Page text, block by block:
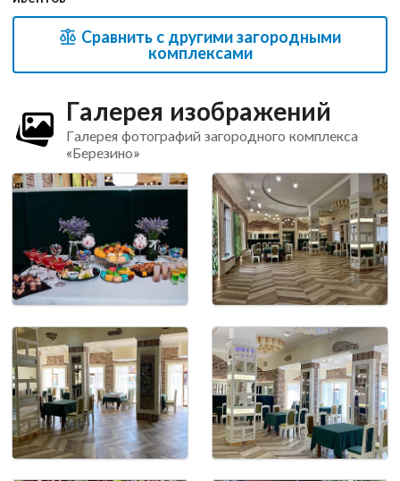
Сравнить с другими загородными
комплексами
Галерея изображений
Галерея фотографий загородного комплекса
«Березино»